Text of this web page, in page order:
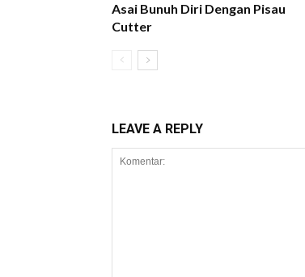
Asai Bunuh Diri Dengan Pisau
Cutter
LEAVE A REPLY